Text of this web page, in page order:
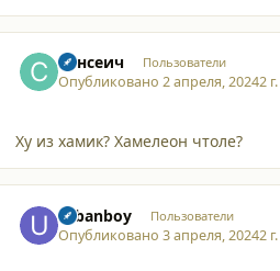
Сансеич Пользователи
Опубликовано2 апреля, 20242 г.
Ху из хамик? Хамелеон чтоле?
urbanboy Пользователи
Опубликовано3 апреля, 20242 г.